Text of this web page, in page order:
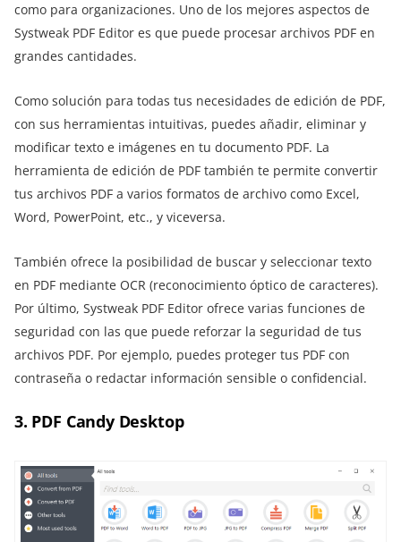
como para organizaciones. Uno de los mejores aspectos de
Systweak PDF Editor es que puede procesar archivos PDF en
grandes cantidades.
Como solución para todas tus necesidades de edición de PDF,
con sus herramientas intuitivas, puedes añadir, eliminar y
modificar texto e imágenes en tu documento PDF. La
herramienta de edición de PDF también te permite convertir
tus archivos PDF a varios formatos de archivo como Excel,
Word, PowerPoint, etc., y viceversa.
También ofrece la posibilidad de buscar y seleccionar texto
en PDF mediante OCR (reconocimiento óptico de caracteres).
Por último, Systweak PDF Editor ofrece varias funciones de
seguridad con las que puede reforzar la seguridad de tus
archivos PDF. Por ejemplo, puedes proteger tus PDF con
contraseña o redactar información sensible o confidencial.
3. PDF Candy Desktop